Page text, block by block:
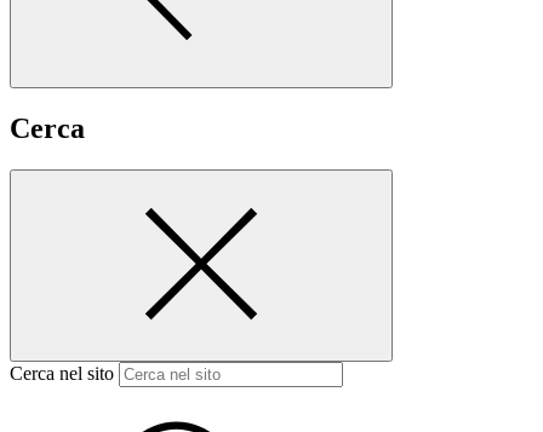
Cerca
Cerca nel sito